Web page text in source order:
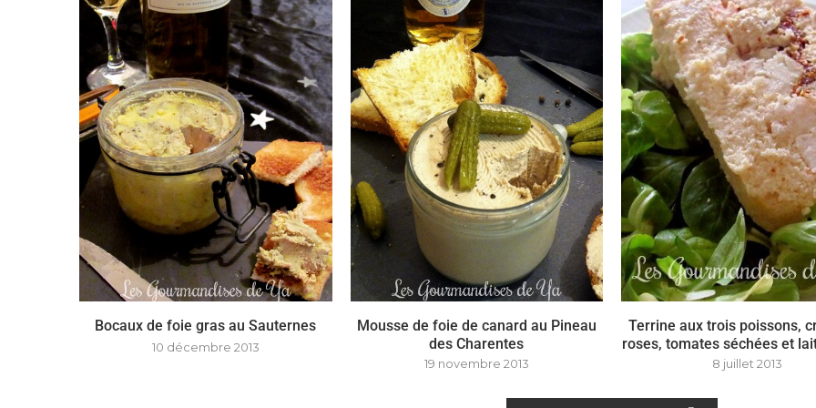
Bocaux de foie gras au Sauternes
10 décembre 2013
Mousse de foie de canard au Pineau
des Charentes
19 novembre 2013
Terrine aux trois poissons,
roses, tomates séchées et
8 juillet 2013